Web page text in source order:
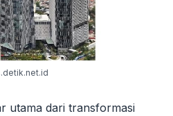
utama dari transformasi